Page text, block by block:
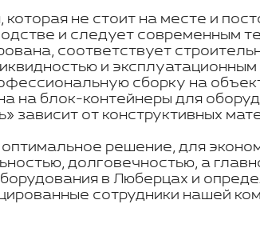
не стоит на месте и
и следует современным
соответствует
и
сборку на
на блок-контейнеры для
зависит от конструктивных
решение, для
долговечностью, а
в Люберцах и
сотрудники нашей